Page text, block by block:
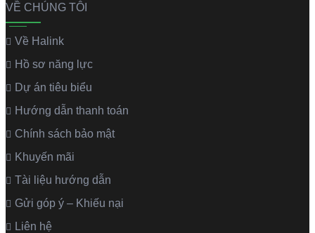
VỀ CHÚNG TÔI
Về Halink
Hồ sơ năng lực
Dự án tiêu biểu
Hướng dẫn thanh toán
Chính sách bảo mật
Khuyến mãi
Tài liệu hướng dẫn
Gửi góp ý – Khiếu nại
Liên hệ